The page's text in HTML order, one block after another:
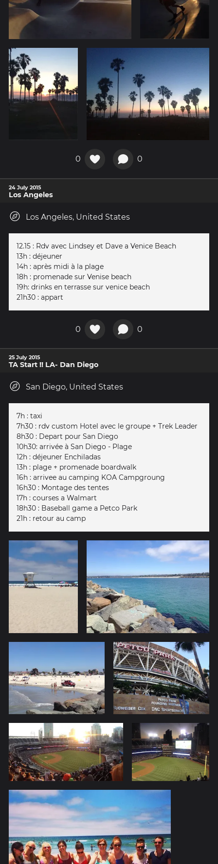
0 0
24 July 2015
Los Angeles
Los Angeles, United States
12.15 : Rdv avec Lindsey et Dave a Venice Beach
13h : déjeuner
14h : après midi à la plage
18h : promenade sur Venise beach
19h: drinks en terrasse sur venice beach
21h30 : appart
0 0
25 July 2015
TA Start !! LA- Dan Diego
San Diego, United States
7h : taxi
7h30 : rdv custom Hotel avec le groupe + Trek Leader
8h30 : Depart pour San Diego
10h30: arrivée à San Diego - Plage
12h : déjeuner Enchiladas
13h : plage + promenade boardwalk
16h : arrivee au camping KOA Campgroung
16h30 : Montage des tentes
17h : courses a Walmart
18h30 : Baseball game a Petco Park
21h : retour au camp